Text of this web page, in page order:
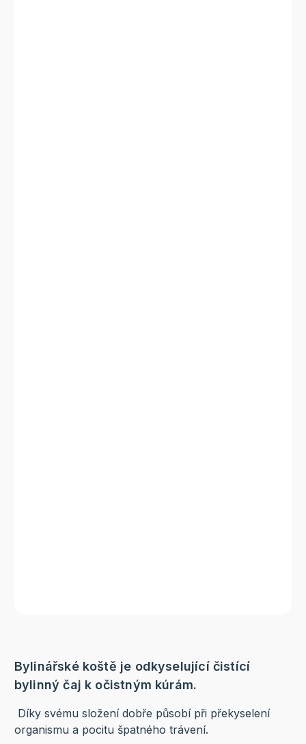
Bylinářské koště je odkyselující čistící
bylinný čaj k očistným kúrám.
Díky svému složení dobře působí při překyselení
organismu a pocitu špatného trávení.